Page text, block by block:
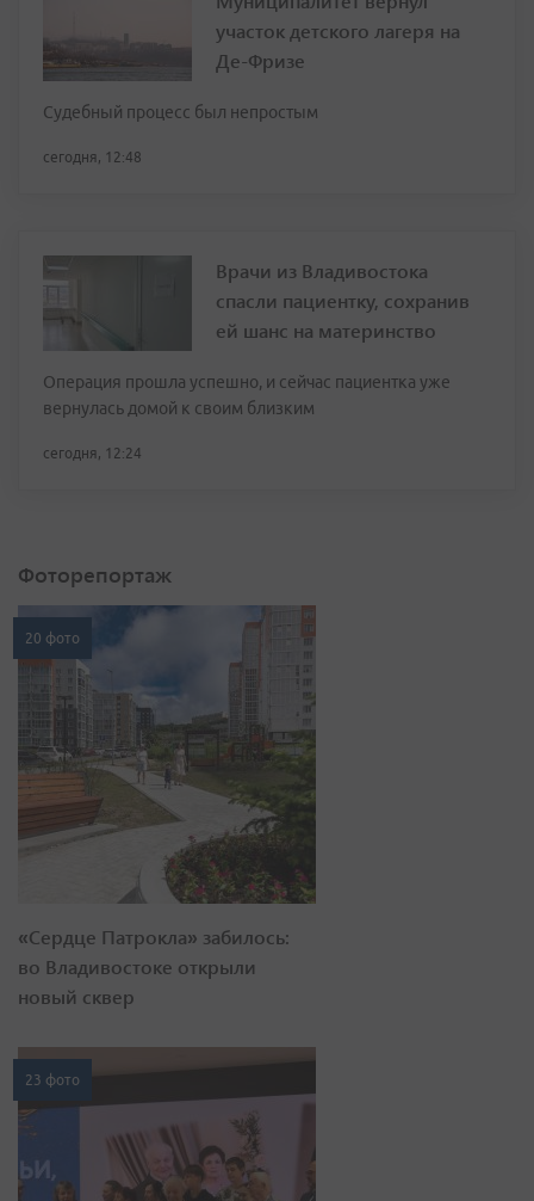
участок детского лагеря на
Де-Фризе
Судебный процесс был непростым
сегодня, 12:48
Врачи из Владивостока
спасли пациентку, сохранив
ей шанс на материнство
Операция прошла успешно, и сейчас пациентка уже
вернулась домой к своим близким
сегодня, 12:24
Фоторепортаж
20 фото
«Сердце Патрокла» забилось:
во Владивостоке открыли
новый сквер
23 фото